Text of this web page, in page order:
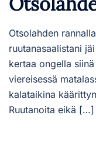
Otsolahden
ruutanasaalistani
kertaa ongella
viereisessä
kalataikina
Ruutanoita eikä […]